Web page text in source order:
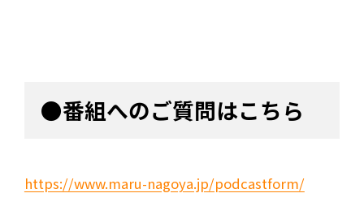
●番組へのご質問はこちら
https://www.maru-nagoya.jp/podcastform/